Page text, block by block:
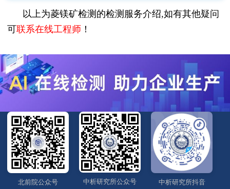
以上为菱镁矿检测的检测服务介绍,如有其他疑问
可联系在线工程师 ！
北前院公众号 中析研究所公众号 中析研究所抖音